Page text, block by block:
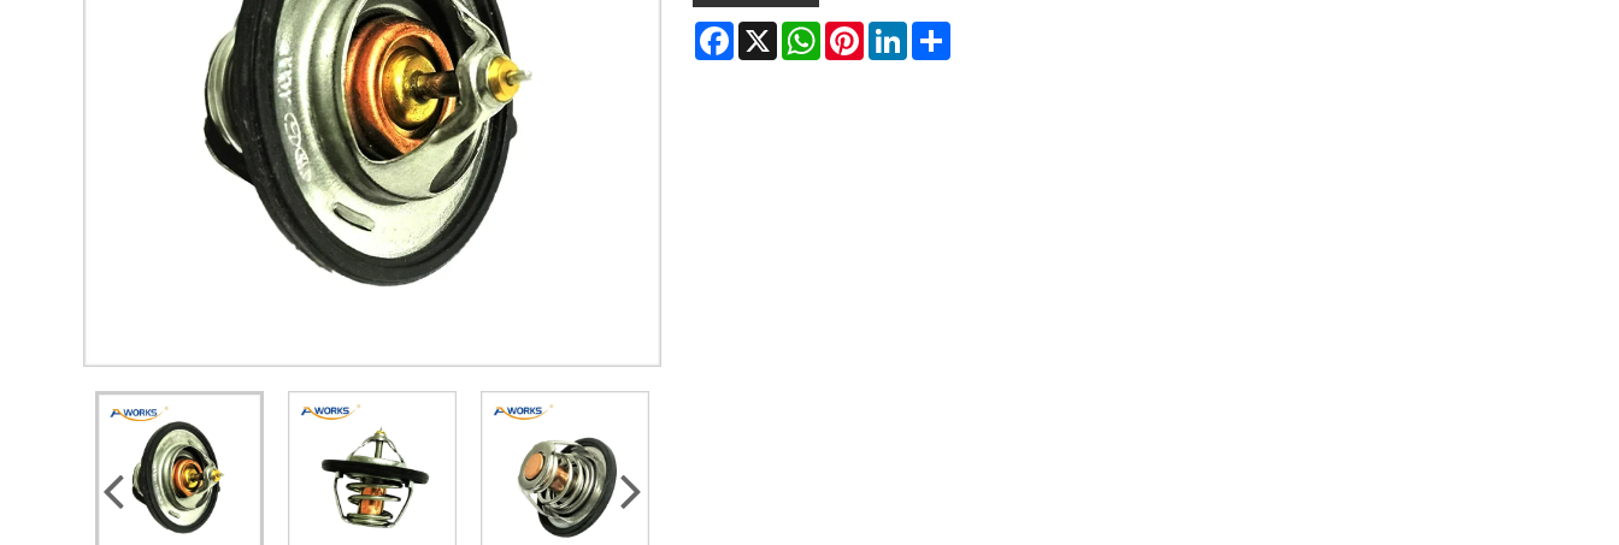
Facebook
X WhatsAppPinterestLinkedIn